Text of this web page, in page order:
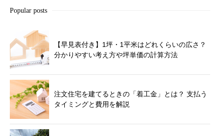
Popular posts
【早見表付き】1坪・1平米はどれくらいの広さ？
分かりやすい考え方や坪単価の計算方法
注文住宅を建てるときの「着工金」とは？ 支払う
タイミングと費用を解説